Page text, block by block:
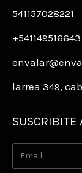
541157028221
+541149516643
larrea 349,
SUSCRIBITE